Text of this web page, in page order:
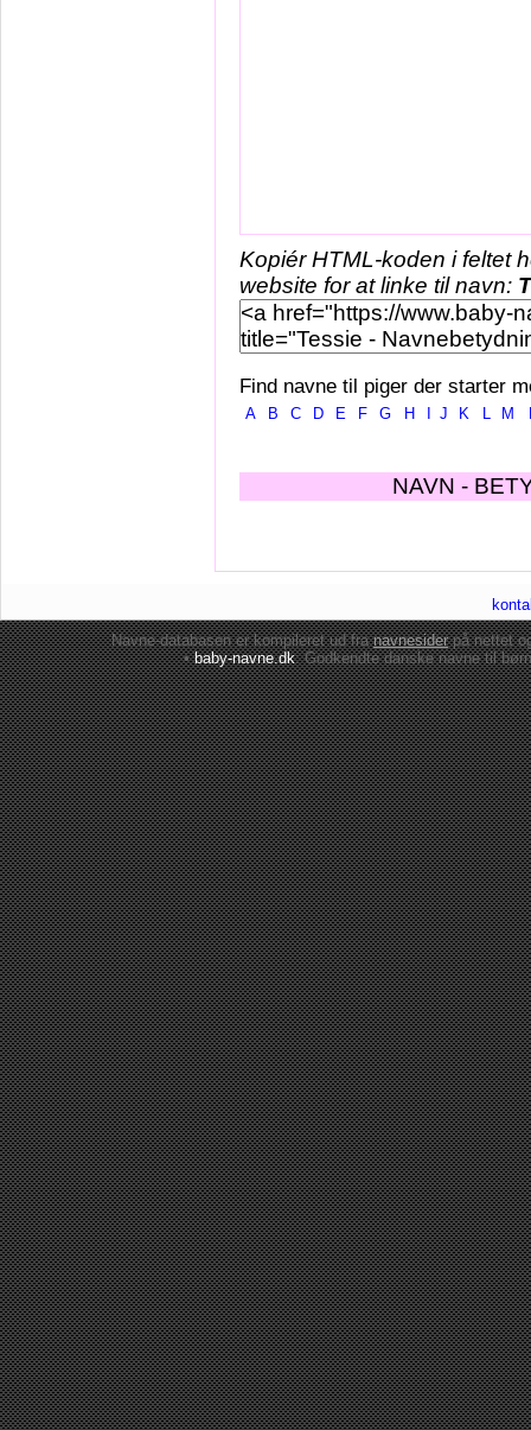
Kopiér HTML-koden i feltet
website for at linke til navn:
Find navne til piger der starter
A B C D E F G H J K L M
NAVN -
Navne-databasen er kompileret ud franavnesiderpå nettet
•baby-navne.dk: Godkendte danskenavne til børn